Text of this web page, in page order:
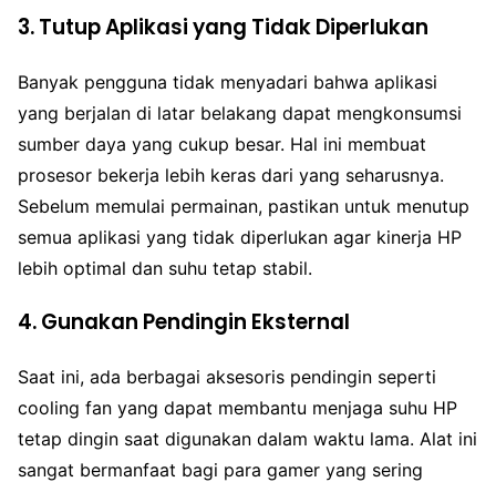
3. Tutup Aplikasi yang Tidak Diperlukan
Banyak pengguna tidak menyadari bahwa aplikasi
yang berjalan di latar belakang dapat mengkonsumsi
sumber daya yang cukup besar. Hal ini membuat
prosesor bekerja lebih keras dari yang seharusnya.
Sebelum memulai permainan, pastikan untuk menutup
semua aplikasi yang tidak diperlukan agar kinerja HP
lebih optimal dan suhu tetap stabil.
4. Gunakan Pendingin Eksternal
Saat ini, ada berbagai aksesoris pendingin seperti
cooling fan yang dapat membantu menjaga suhu HP
tetap dingin saat digunakan dalam waktu lama. Alat ini
sangat bermanfaat bagi para gamer yang sering